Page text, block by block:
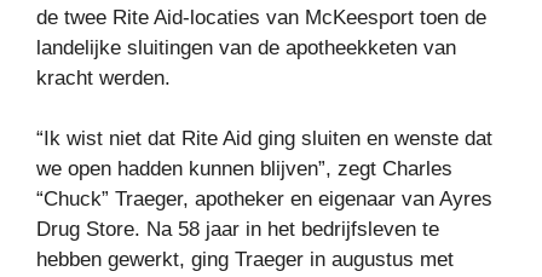
de twee Rite Aid-locaties van McKeesport toen de
landelijke sluitingen van de apotheekketen van
kracht werden.
“Ik wist niet dat Rite Aid ging sluiten en wenste dat
we open hadden kunnen blijven”, zegt Charles
“Chuck” Traeger, apotheker en eigenaar van Ayres
Drug Store. Na 58 jaar in het bedrijfsleven te
hebben gewerkt, ging Traeger in augustus met